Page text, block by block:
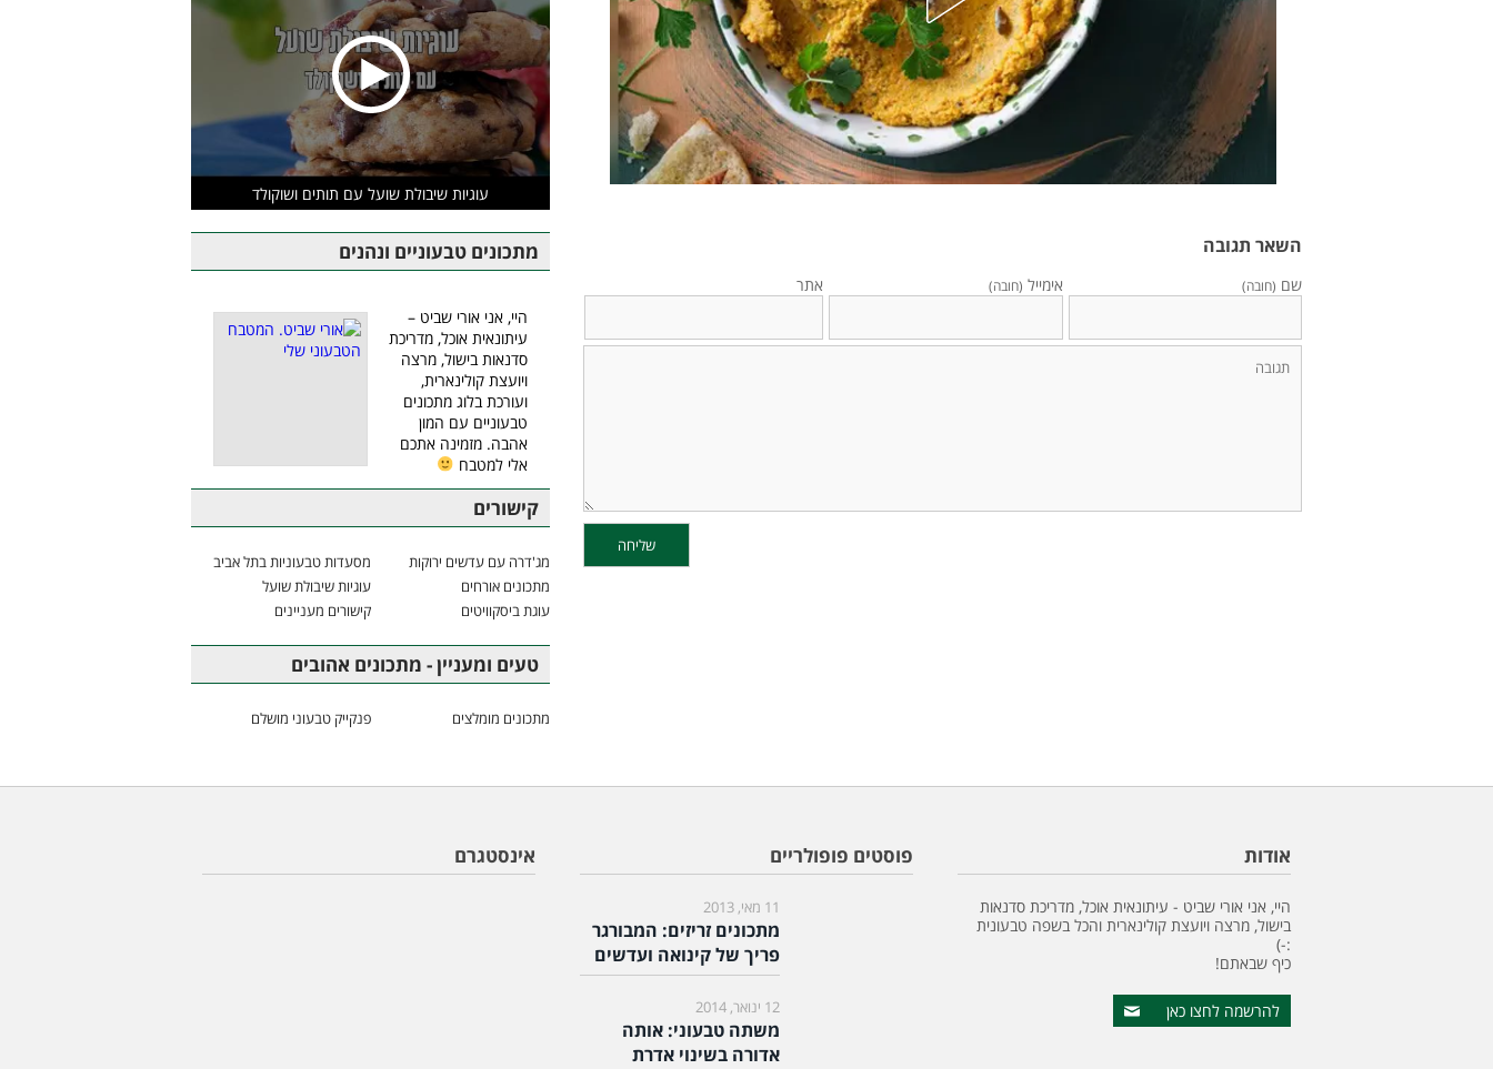
השאר תגובה
שם (חובה) אימייל (חובה) אתר
עוגיות שיבולת שועל עם תותים ושוקולד
מתכונים טבעוניים ונהנים
היי, אני אורי שביט –
עיתונאית אוכל, מדריכת
סדנאות בישול, מרצה
ויועצת קולינארית,
ועורכת בלוג מתכונים
טבעוניים עם המון
אהבה. מזמינה אתכם
אלי למטבח
קישורים
מג'דרה עם עדשים ירוקות
מסעדות טבעוניות בתל אביב
מתכונים אורחים
עוגיות שיבולת שועל
עוגת ביסקוויטים
קישורים מעניינים
טעים ומעניין - מתכונים אהובים
מתכונים מומלצים פנקייק טבעוני מושלם
אודות
היי, אני אורי שביט - עיתונאית אוכל, מדריכת סדנאות
בישול, מרצה ויועצת קולינארית והכל בשפה טבעונית
:-)
כיף שבאתם!
להרשמה לחצו כאן
פוסטים פופולריים
11 מאי, 2013
מתכונים זריזים: המבורגר
פריך של קינואה ועדשים
12 ינואר, 2014
משתה טבעוני: אותה
אדורה בשינוי אדרת
אינסטגרם